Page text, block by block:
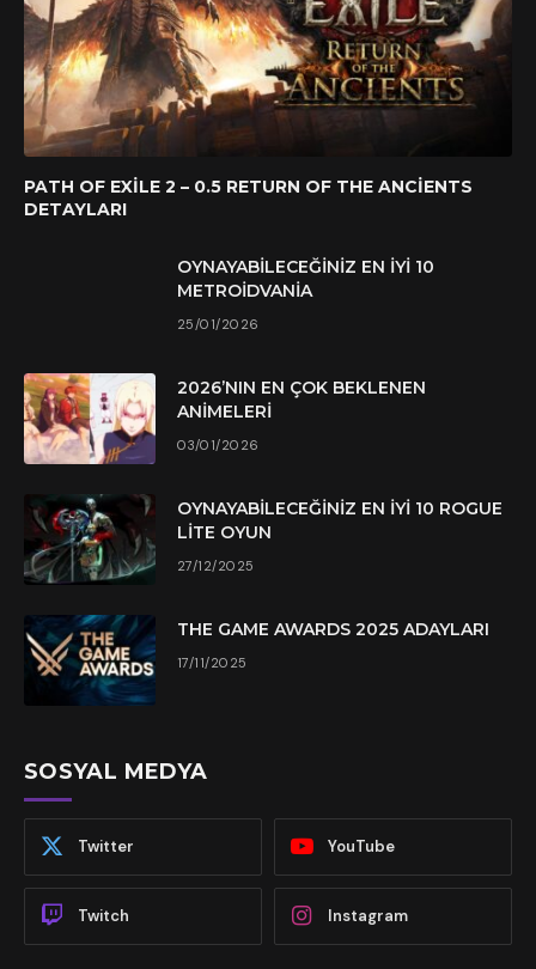
PATH OF EXILE 2 – 0.5 RETURN OF THE ANCIENTS
DETAYLARI
OYNAYABILECEĞINIZ EN İYI 10
METROIDVANIA
25/01/2026
2026’NIN EN ÇOK BEKLENEN
ANIMELERI
03/01/2026
OYNAYABILECEĞINIZ EN İYI 10 ROGUE
LITE OYUN
27/12/2025
THE GAME AWARDS 2025 ADAYLARI
17/11/2025
SOSYAL MEDYA
Twitter YouTube
Twitch Instagram